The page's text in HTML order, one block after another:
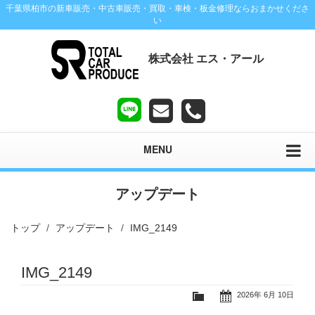
千葉県柏市の新車販売・中古車販売・買取・車検・板金修理ならおまかせくださ
い
株式会社 エス・アール
MENU
アップデート
トップ アップデート IMG_2149
IMG_2149
2026年 6月 10日